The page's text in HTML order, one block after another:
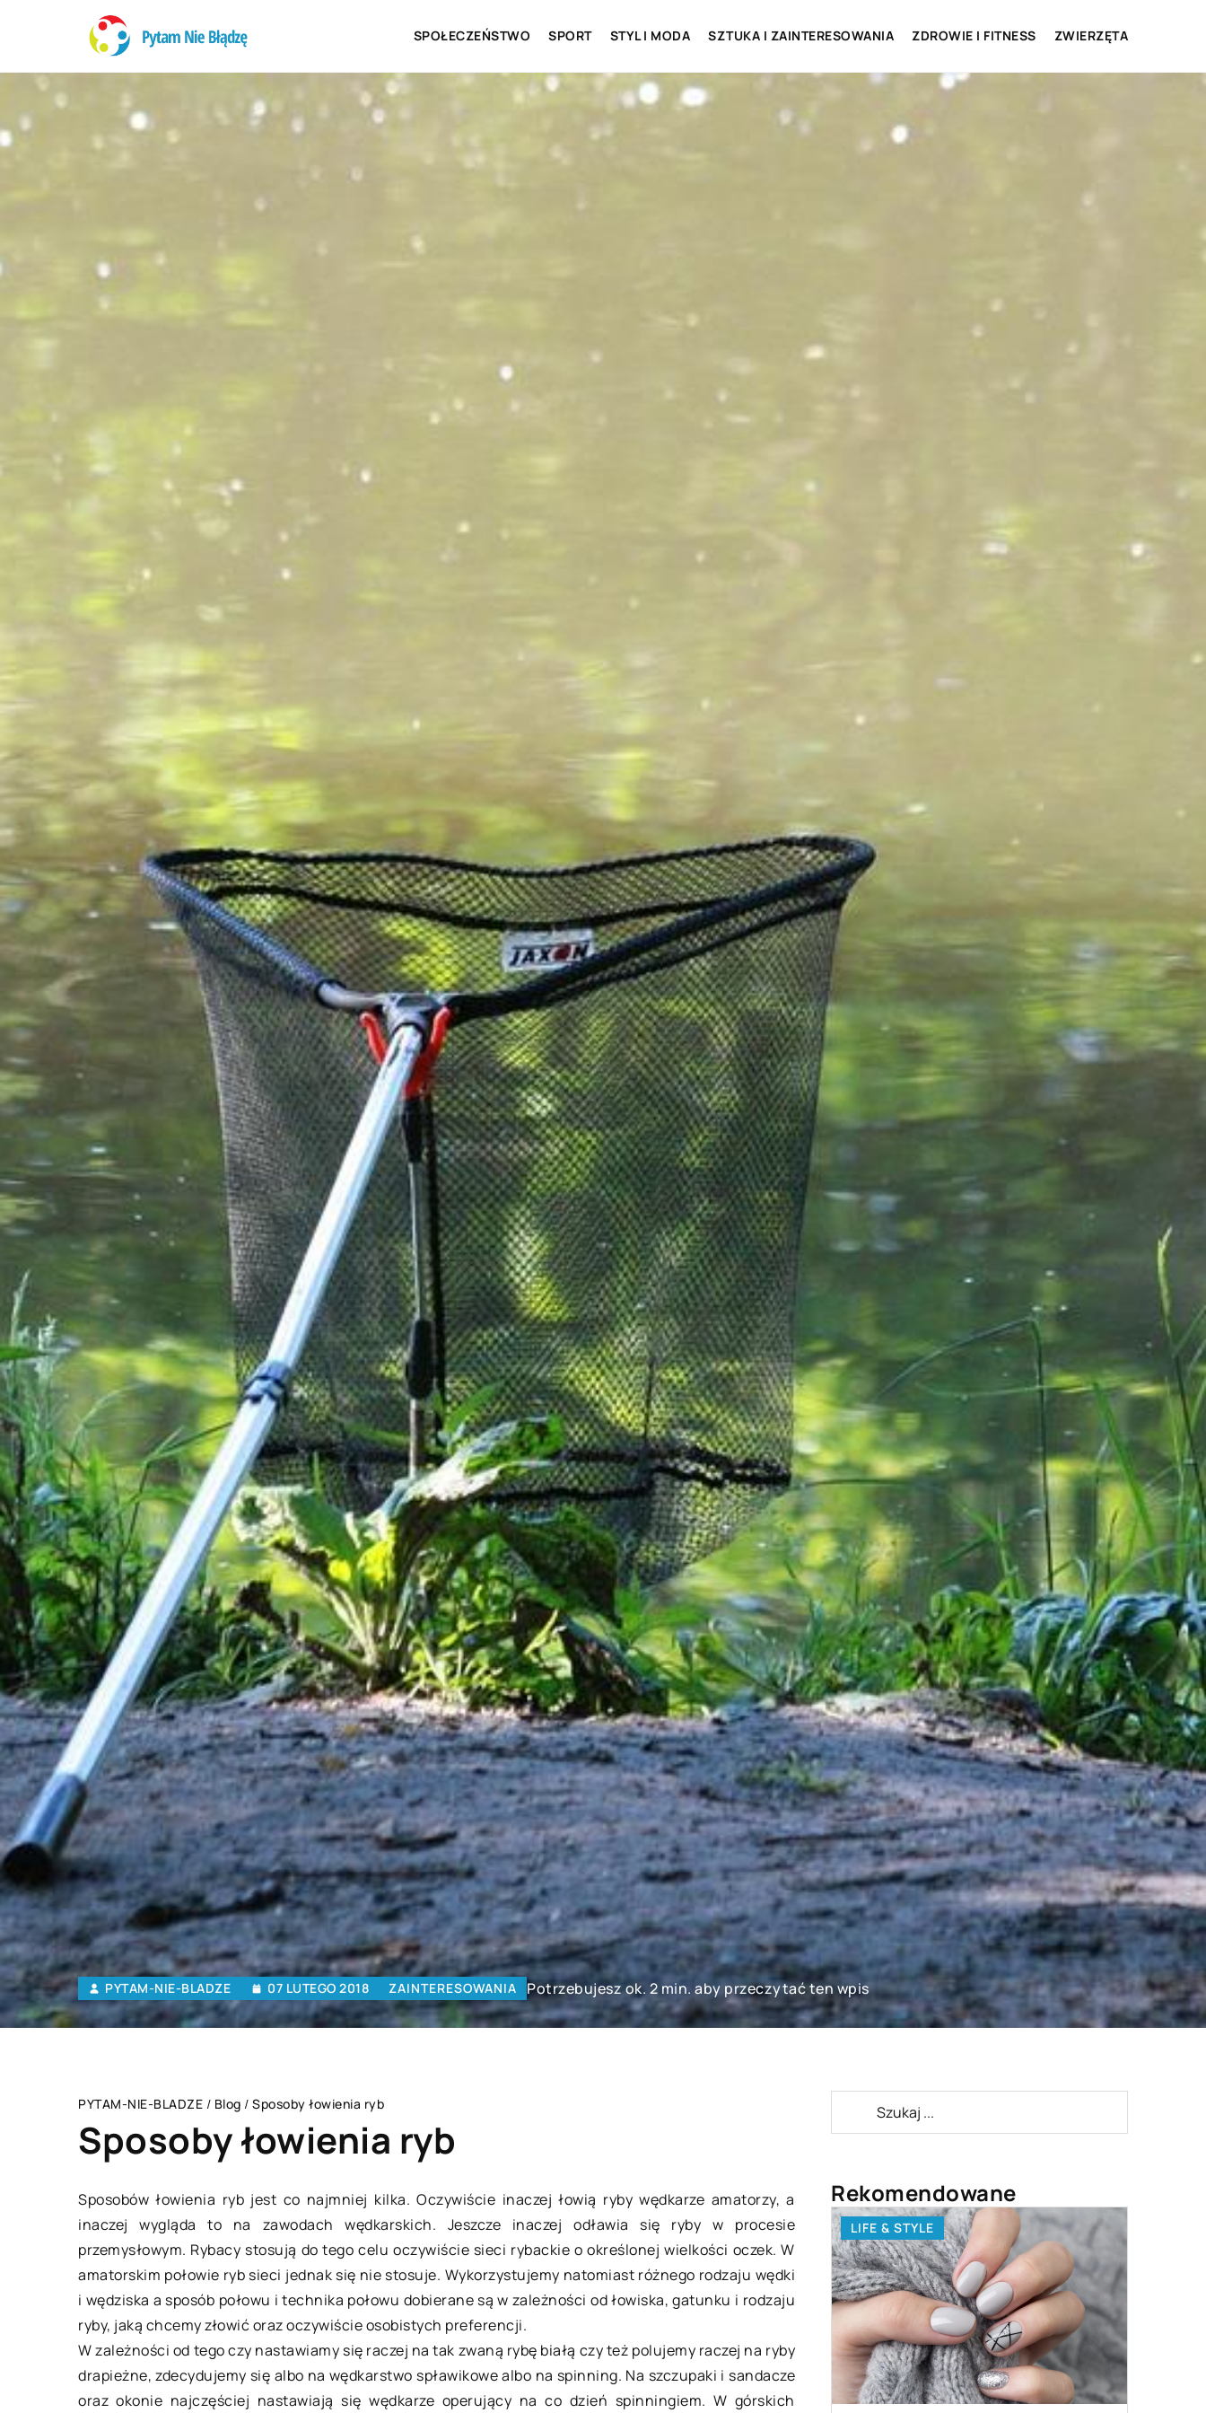
SPOŁECZEŃSTWO SPORT STYL I MODA SZTUKA I ZAINTERESOWANIA ZDROWIE I FITNESS ZWIERZĘTA
PYTAM-NIE-BLADZE 07 LUTEGO 2018 ZAINTERESOWANIA Potrzebujesz ok. 2 min. aby przeczytać ten wpis
PYTAM-NIE-BLADZE / Blog / Sposoby łowienia ryb
Sposoby łowienia ryb
Sposobów łowienia ryb jest co najmniej kilka. Oczywiście inaczej łowią ryby wędkarze amatorzy, a
inaczej wygląda to na zawodach wędkarskich. Jeszcze inaczej odławia się ryby w procesie
przemysłowym. Rybacy stosują do tego celu oczywiście sieci rybackie o określonej wielkości oczek. W
amatorskim połowie ryb sieci jednak się nie stosuje. Wykorzystujemy natomiast różnego rodzaju wędki
i wędziska a sposób połowu i technika połowu dobierane są w zależności od łowiska, gatunku i rodzaju
ryby, jaką chcemy złowić oraz oczywiście osobistych preferencji.
W zależności od tego czy nastawiamy się raczej na tak zwaną rybę białą czy też polujemy raczej na ryby
drapieżne, zdecydujemy się albo na wędkarstwo spławikowe albo na spinning. Na szczupaki i sandacze
oraz okonie najczęściej nastawiają się wędkarze operujący na co dzień spinningiem. W górskich
Rekomendowane
LIFE & STYLE LIFE & STYLE TECHNOLOGIE